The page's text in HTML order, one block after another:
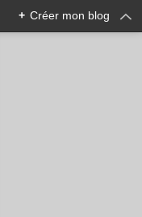
+ Créer mon blog